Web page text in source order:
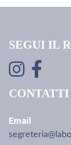
SEGUI IL
CONTATTI
Email